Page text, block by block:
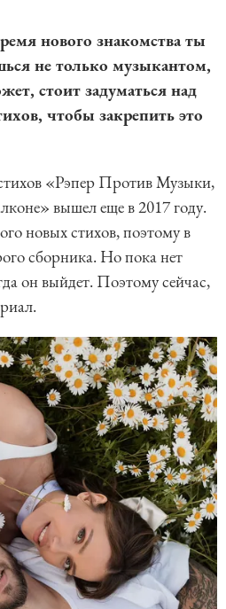
нового знакомства ты
не только музыкантом,
стоит задуматься над
чтобы закрепить это
«Рэпер Против Музыки,
вышел еще в 2017 году.
новых стихов, поэтому в
сборника. Но пока нет
он выйдет. Поэтому сейчас,